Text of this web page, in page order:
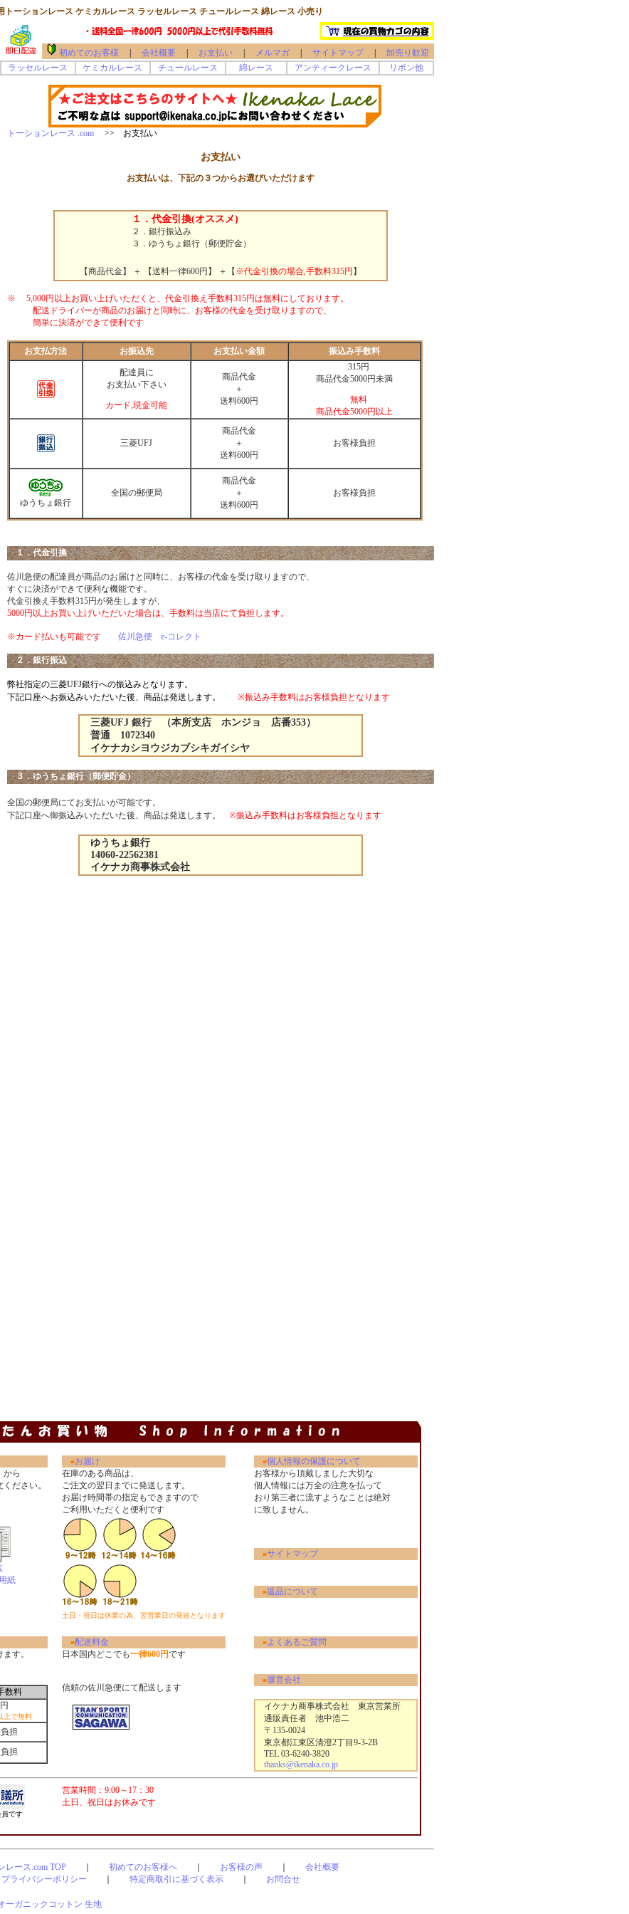
トーションレース ケミカルレース ラッセルレース チュールレース 綿レース 小売り
初めてのお客様 会社概要| お支払い| メルマガ| サイトマップ| 卸売り歓迎
ラッセルレース ケミカルレース チュールレース 綿レース アンティークレース リボン他
トーションレース .com>> お支払い
お支払い
お支払いは、下記の３つからお選びいただけます
１．代金引換(オススメ)
２．銀行振込み
３．ゆうちょ銀行（郵便貯金）
【商品代金】 ＋ 【送料一律600円】 ＋【 ※代金引換の場合,手数料315円 】
※ 5,000円以上お買い上げいただくと、代金引換え手数料315円は無料にしております。
配送ドライバーが商品のお届けと同時に、お客様の代金を受け取りますので、
簡単に決済ができて便利です
お支払方法 お振込先 お支払い金額 振込み手数料
配達員に
お支払い下さい
カード,現金可能
商品代金
＋
送料600円
315円
商品代金5000円未満
無料
商品代金5000円以上
三菱UFJ
商品代金
＋
送料600円
お客様負担
ゆうちょ銀行
全国の郵便局
商品代金
＋
送料600円
お客様負担
１．代金引換
佐川急便の配達員が商品のお届けと同時に、お客様の代金を受け取りますので、
すぐに決済ができて便利な機能です。
代金引換え手数料315円が発生しますが、
5000円以上お買い上げいただいた場合は、手数料は当店にて負担します。
※カード払いも可能です 佐川急便 e-コレクト
２．銀行振込
弊社指定の三菱UFJ銀行への振込みとなります。
下記口座へお振込みいただいた後、商品は発送します。 ※振込み手数料はお客様負担となります
三菱UFJ 銀行 （本所支店 ホンジョ 店番353）
普通 1072340
イケナカシヨウジカブシキガイシヤ
３．ゆうちょ銀行（郵便貯金）
全国の郵便局にてお支払いが可能です。
下記口座へ御振込みいただいた後、商品は発送します。 ※振込み手数料はお客様負担となります
ゆうちょ銀行
14060-22562381
イケナカ商事株式会社
■お届け ■個人情報の保護について
から
ください。
紙
在庫のある商品は、
ご注文の翌日までに発送します。
お届け時間帯の指定もできますので
ご利用いただくと便利です
土日・祝日は休業の為、翌営業日の発送となります
お客様から頂戴しました大切な
個人情報には万全の注意を払って
おり第三者に流すようなことは絶対
に致しません。
■サイトマップ
■返品について
す。
数料
上で無料
担
担
■配送料金
日本国内どこでも一律600円です
信頼の佐川急便にて配送します
■よくあるご質問
■運営会社
イケナカ商事株式会社 東京営業所
通販責任者 池中浩二
〒135-0024
東京都江東区清澄2丁目9-3-2B
TEL 03-6240-3820
thanks@ikenaka.co.jp
です
営業時間：9:00～17：30
土日、祝日はお休みです
レース.com TOP 初めてのお客様へ｜ お客様の声｜ 会社概要
プライバシーポリシー
特定商取引に基づく表示 お問合せ
ーガニックコットン 生地